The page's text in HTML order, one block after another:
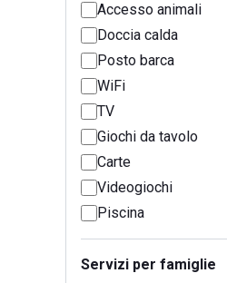
Accesso animali
Doccia calda
Posto barca
WiFi
TV
Giochi da tavolo
Carte
Videogiochi
Piscina
Servizi per famiglie